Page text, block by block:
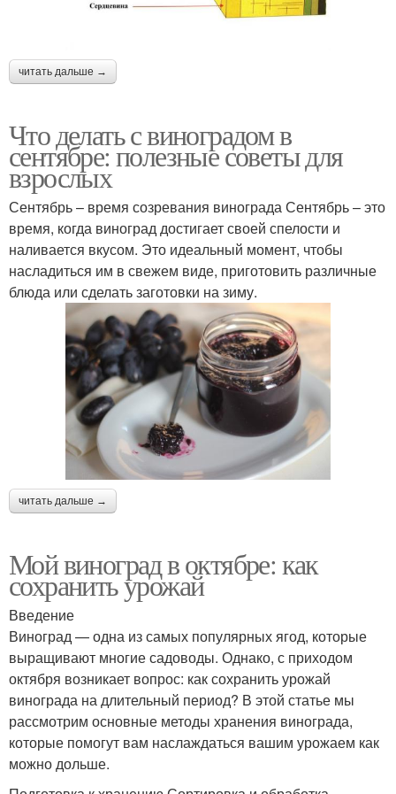
читать дальше →
Что делать с виноградом в
сентябре: полезные советы для
взрослых
Сентябрь – время созревания винограда Сентябрь – это
время, когда виноград достигает своей спелости и
наливается вкусом. Это идеальный момент, чтобы
насладиться им в свежем виде, приготовить различные
блюда или сделать заготовки на зиму.
читать дальше →
Мой виноград в октябре: как
сохранить урожай
Введение
Виноград — одна из самых популярных ягод, которые
выращивают многие садоводы. Однако, с приходом
октября возникает вопрос: как сохранить урожай
винограда на длительный период? В этой статье мы
рассмотрим основные методы хранения винограда,
которые помогут вам наслаждаться вашим урожаем как
можно дольше.